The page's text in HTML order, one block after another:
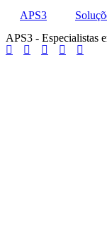
APS3
APS3 - Especialistas